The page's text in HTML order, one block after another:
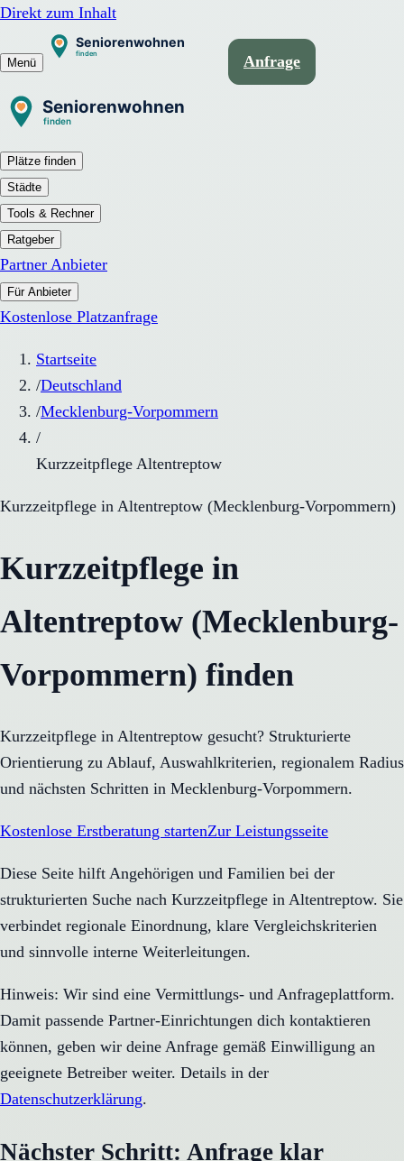
Direkt zum Inhalt
Menü Anfrage
Plätze finden
Städte
Tools & Rechner
Ratgeber
Partner Anbieter
Für Anbieter
Kostenlose Platzanfrage
Startseite
/Deutschland
/Mecklenburg-Vorpommern
/
Kurzzeitpflege Altentreptow
Kurzzeitpflege in Altentreptow (Mecklenburg-Vorpommern)
Kurzzeitpflege in
Altentreptow (Mecklenburg-
Vorpommern) finden
Kurzzeitpflege in Altentreptow gesucht? Strukturierte
Orientierung zu Ablauf, Auswahlkriterien, regionalem Radius
und nächsten Schritten in Mecklenburg-Vorpommern.
Kostenlose Erstberatung startenZur Leistungsseite
Diese Seite hilft Angehörigen und Familien bei der
strukturierten Suche nach Kurzzeitpflege in Altentreptow. Sie
verbindet regionale Einordnung, klare Vergleichskriterien
und sinnvolle interne Weiterleitungen.
Hinweis: Wir sind eine Vermittlungs- und Anfrageplattform.
Damit passende Partner-Einrichtungen dich kontaktieren
können, geben wir deine Anfrage gemäß Einwilligung an
geeignete Betreiber weiter. Details in der
Datenschutzerklärung.
Nächster Schritt: Anfrage klar